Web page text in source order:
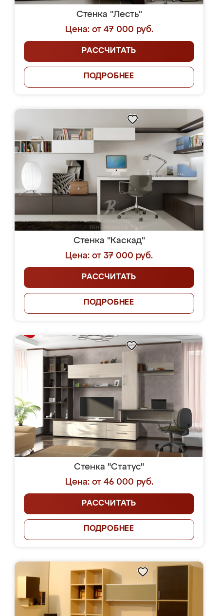
Стенка "Лесть"
Цена: от 47 000 руб.
РАССЧИТАТЬ
ПОДРОБНЕЕ
Стенка "Каскад"
Цена: от 37 000 руб.
РАССЧИТАТЬ
ПОДРОБНЕЕ
Стенка "Статус"
Цена: от 46 000 руб.
РАССЧИТАТЬ
ПОДРОБНЕЕ